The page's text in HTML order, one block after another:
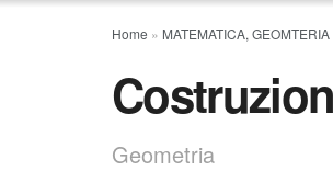
Home » MATEMATICA,
Geometria